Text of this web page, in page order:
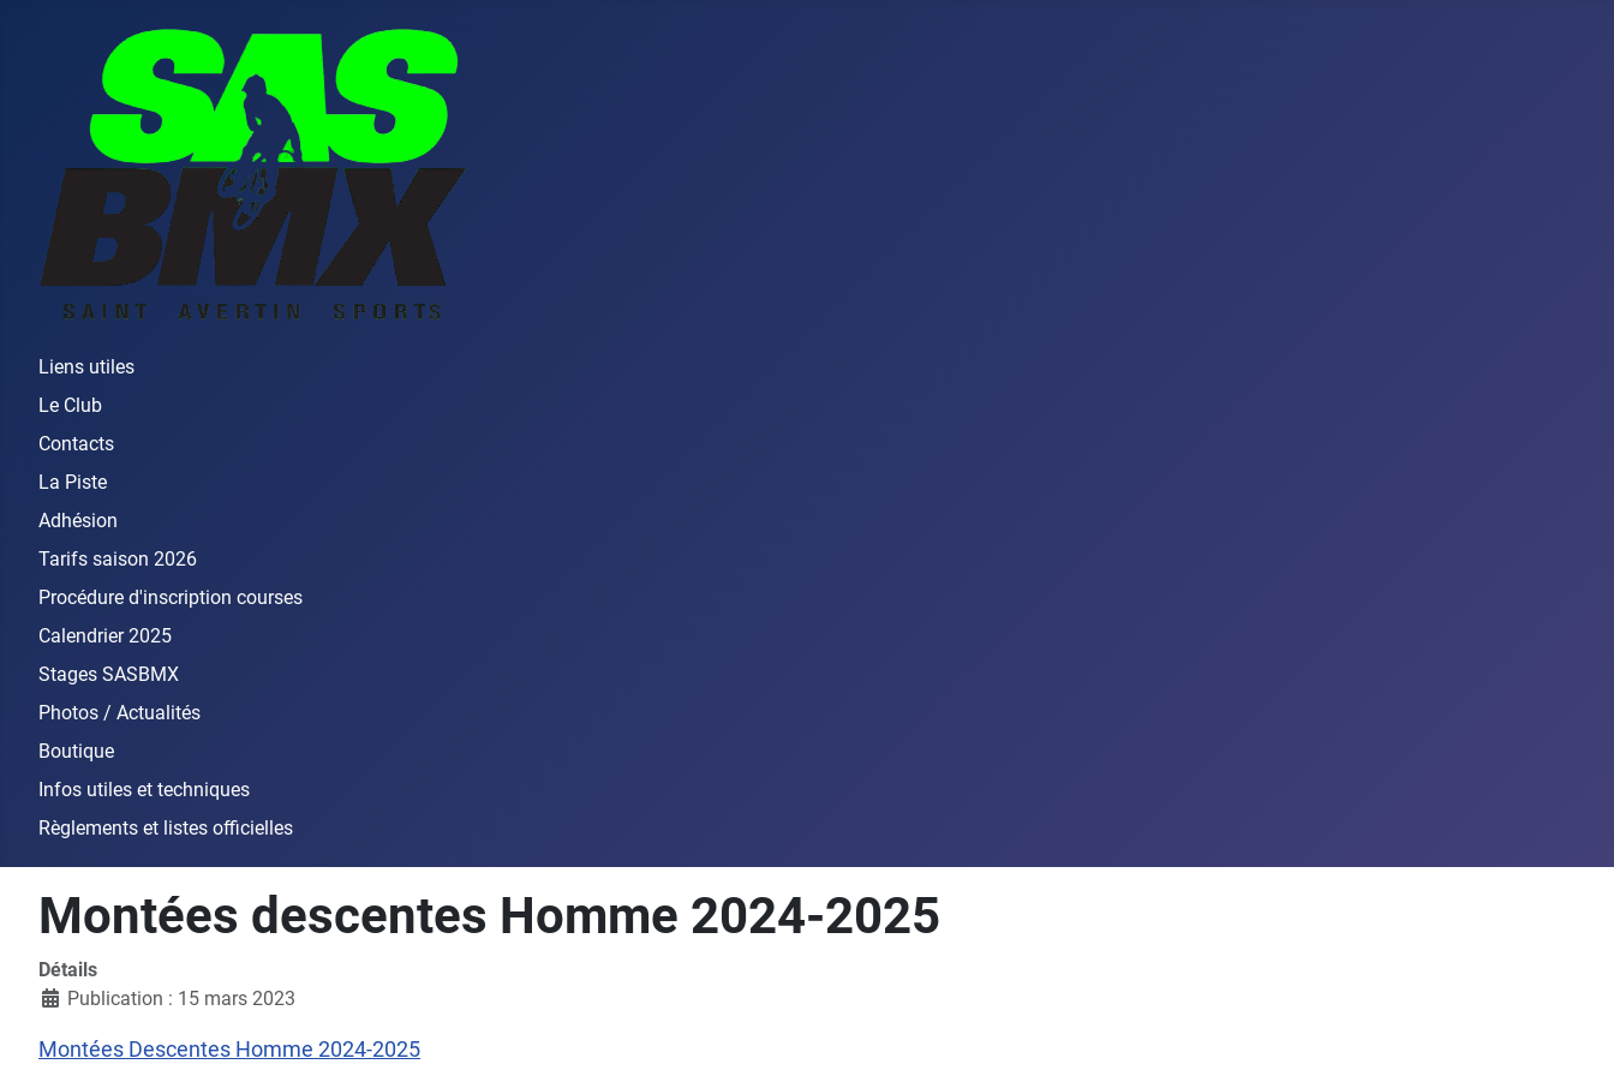
Liens utiles
Le Club
Contacts
La Piste
Adhésion
Tarifs saison 2026
Procédure d'inscription courses
Calendrier 2025
Stages SASBMX
Photos / Actualités
Boutique
Infos utiles et techniques
Règlements et listes officielles
Montées descentes Homme 2024-2025
Détails
Publication : 15 mars 2023
Montées Descentes Homme 2024-2025